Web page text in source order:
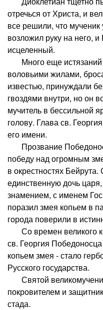
отречься от Христа, и
все решили, что
возложил руку на него,
исцеленный.
Много еще истязаний
воловьими жилами,
известью, принуждали
гвоздями внутри, но он
мучитель в бессильной
голову. Глава св.
его имени.
Прозвание
победу над огромным
в окрестностях
единственную дочь
знамением, с именем
поразил змея копьем в
города поверили в
Со времен великого
св. Георгия
копьем змея - стало
Русского государства.
Святой
покровителем и
стада.